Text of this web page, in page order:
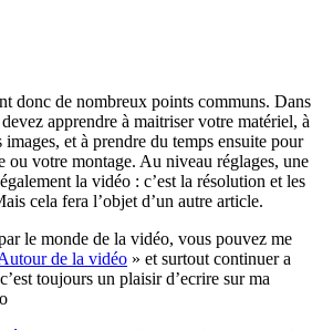
donc de nombreux points communs. Dans
apprendre à maitriser votre matériel, à
images, et à prendre du temps ensuite pour
ou votre montage. Au niveau réglages, une
la vidéo : c’est la résolution et les
cela fera l’objet d’un autre article.
le monde de la vidéo, vous pouvez me
de la vidéo » et surtout continuer a
toujours un plaisir d’ecrire sur ma